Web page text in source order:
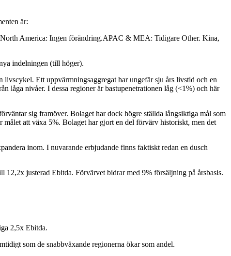
är:
America: Ingen förändring.APAC & MEA: Tidigare Other. Kina,
indelningen (till höger).
Ett uppvärmningsaggregat har ungefär sju års livstid och en
låga nivåer. I dessa regioner är bastupenetrationen låg (<1%) och här
sig framöver. Bolaget har dock högre ställda långsiktiga mål som
att växa 5%. Bolaget har gjort en del förvärv historiskt, men det
inom. I nuvarande erbjudande finns faktiskt redan en dusch
12,2x justerad Ebitda. Förvärvet bidrar med 9% försäljning på årsbasis.
2,5x Ebitda.
som de snabbväxande regionerna ökar som andel.